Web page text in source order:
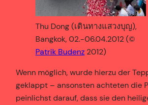
Thu Dong (เดินทางแสวงบุญ),
Bangkok, 02.-06.04.2012 (©
Patrik Budenz 2012)
Wenn möglich, wurde hierzu der
geklappt – ansonsten achteten die
peinlichst darauf, dass sie den